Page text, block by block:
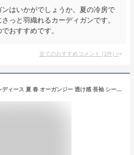
はいかがでしょうか。夏の冷房で
っと羽織れるカーディガンです。
おすすめです。
全てのおすすめコメント (1件) >
シアーカーディガン レディース 夏 春 オーガンジー 透け感 長袖 シースルー 薄手 軽量 シフォン カーディガン 冷房対策 紫外線対策 UVカット ライトアウター 羽織 体型カバー ゆったり カジュアル 通勤